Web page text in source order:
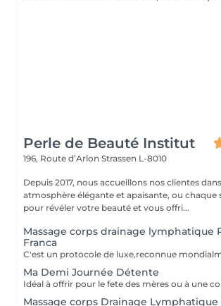
Perle de Beauté Institut
196, Route d’Arlon Strassen L-8010
Depuis 2017, nous accueillons nos clientes
atmosphère élégante et apaisante, ou chaque
pour révéler votre beauté et vous offri...
Massage corps drainage lymphatique
Franca
Ma Demi Journée Détente
Massage corps Drainage Lymphatique